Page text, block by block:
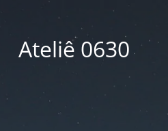
Ateliê 0630